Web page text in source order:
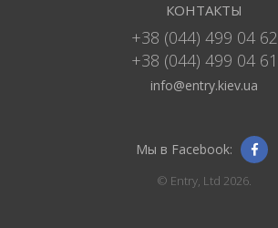
КОНТАКТЫ
+38 (044) 499 04 62
+38 (044) 499 04 61
info@entry.kiev.ua
Мы в Facebook:
© Entry, Ltd 2026.